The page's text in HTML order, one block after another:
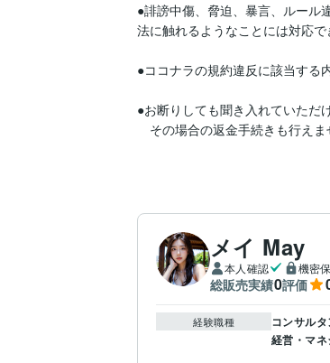
●誹謗中傷、脅迫、暴言、ルール
法に触れるようなことには対応で
●ココナラの規約違反に該当する
●お断りしても聞き入れていただ
その場合の返金手続きも行えま
メイ May
本人確認 機密
総販売実績0評価
経験職種 コンサル
経営・マ